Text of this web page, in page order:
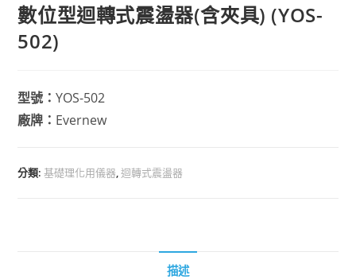
數位型迴轉式震盪器(含夾具) (YOS-
502)
型號：YOS-502
廠牌： Evernew
分類:基礎理化用儀器,迴轉式震盪器
描述